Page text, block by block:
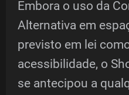
Embora o uso da
Alternativa em
previsto em lei
acessibilidade, o
se antecipou a